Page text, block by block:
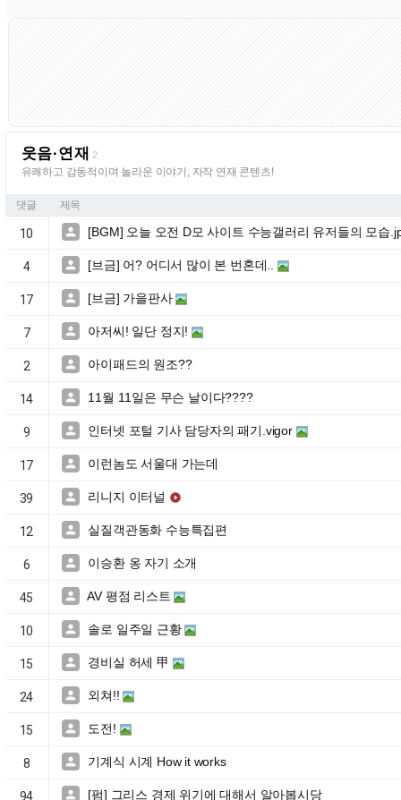
웃음·연재 2
유쾌하고 감동적이며 놀라운 이야기, 자작 연재 콘텐츠!
댓글 제목
10  [BGM] 오늘 오전 D모 사이트 수능갤러리 유저들의 모습
4  [브금] 어? 어디서 많이 본 번혼데..
17  [브금] 가을판사
7  아저씨! 일단 정지!
2  아이패드의 원조??
14  11월 11일은 무슨 날이다????
9  인터넷 포털 기사 담당자의 패기.vigor
17  이런놈도 서울대 가는데
39  리니지 이터널 
12  실질객관동화 수능특집편
6  이승환 옹 자기 소개
45  AV 평점 리스트
10  솔로 일주일 근황
15  경비실 허세 甲
24  외쳐!!
15  도전!
8  기계식 시계 How it works
94  [펌] 그리스 경제 위기에 대해서 알아봅시당